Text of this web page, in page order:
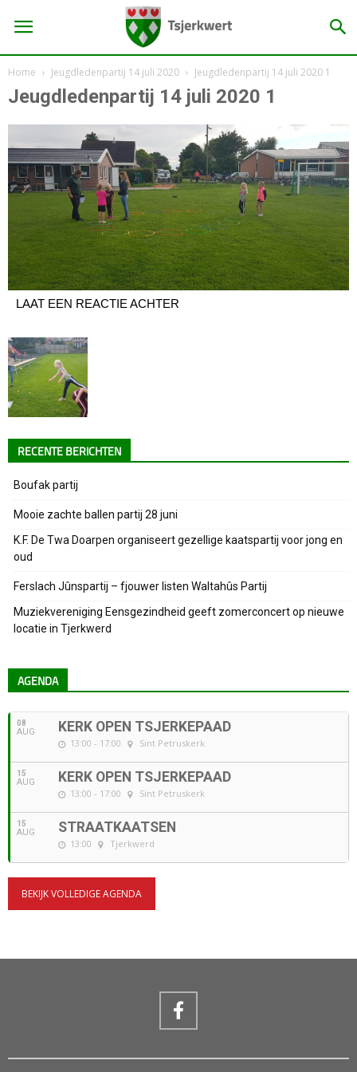
Home Jeugdledenpartij 14 juli 2020 Jeugdledenpartij 14 juli 2020 1
Jeugdledenpartij 14 juli 2020 1
LAAT EEN REACTIE ACHTER
RECENTE BERICHTEN
Boufak partij
Mooie zachte ballen partij 28 juni
K.F. De Twa Doarpen organiseert gezellige kaatspartij voor jong en
oud
Ferslach Jûnspartij – fjouwer listen Waltahûs Partij
Muziekvereniging Eensgezindheid geeft zomerconcert op nieuwe
locatie in Tjerkwerd
AGENDA
08
AUG KERK OPEN TSJERKEPAAD
13:00 - 17:00 Sint Petruskerk
15
AUG KERK OPEN TSJERKEPAAD
13:00 - 17:00 Sint Petruskerk
15
AUG STRAATKAATSEN
13:00 Tjerkwerd
BEKIJK VOLLEDIGE AGENDA